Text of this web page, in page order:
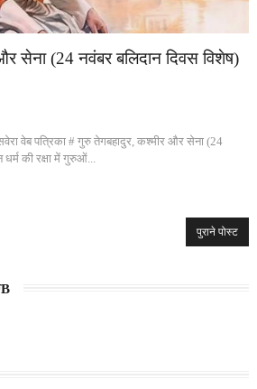
सेना (24 नवंबर बलिदान दिवस विशेष)
वेब पत्रिका # गुरु तेगबहादुर, कश्मीर और सेना (24
की रक्षा में गुरुओं...
पुराने पोस्ट